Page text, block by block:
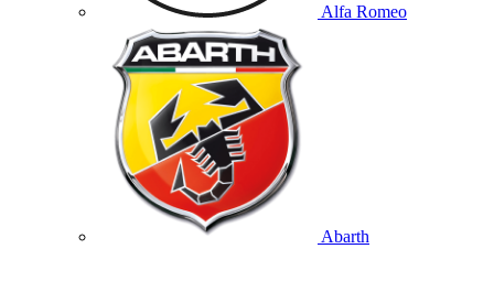
Alfa Romeo
Abarth